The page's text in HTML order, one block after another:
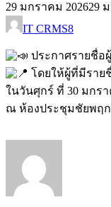
29 มกราคม 202629
IT CRMS8
ประกาศรายชื่อ
โดยให้ผู้ที่มีราย
ในวันศุกร์ ที่ 30 มกรา
ณ ห้องประชุมชัยพฤก